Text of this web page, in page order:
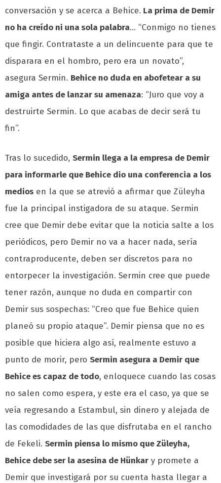
conversación y se acerca a Behice. La prima de Demir
no ha creído ni una sola palabra… “Conmigo no tienes
que fingir. Contrataste a un delincuente para que te
disparara en el hombro, pero era un novato”,
asegura Sermin. Behice no duda en abofetear a su
amiga antes de lanzar su amenaza: “Juro que voy a
destruirte Sermin. Lo que acabas de decir será tu
fin”.
Tras lo sucedido, Sermin llega a la empresa de Demir
para informarle que Behice dio una conferencia a los
medios en la que se atrevió a afirmar que Züleyha
fue la principal instigadora de su ataque. Sermin
cree que Demir debe evitar que la noticia salte a los
periódicos, pero Demir no va a hacer nada, sería
contraproducente, deben ser discretos para no
entorpecer la investigación. Sermin cree que puede
tener razón, aunque no duda en compartir con
Demir sus sospechas: “Creo que fue Behice quien
planeó su propio ataque”. Demir piensa que no es
posible que hiciera algo así, realmente estuvo a
punto de morir, pero Sermin asegura a Demir que
Behice es capaz de todo, enloquece cuando las cosas
no salen como espera, y este era el caso, ya que se
veía regresando a Estambul, sin dinero y alejada de
las comodidades de las que disfrutaba en el rancho
de Fekeli. Sermin piensa lo mismo que Züleyha,
Behice debe ser la asesina de Hünkar y promete a
Demir que investigará por su cuenta hasta llegar a